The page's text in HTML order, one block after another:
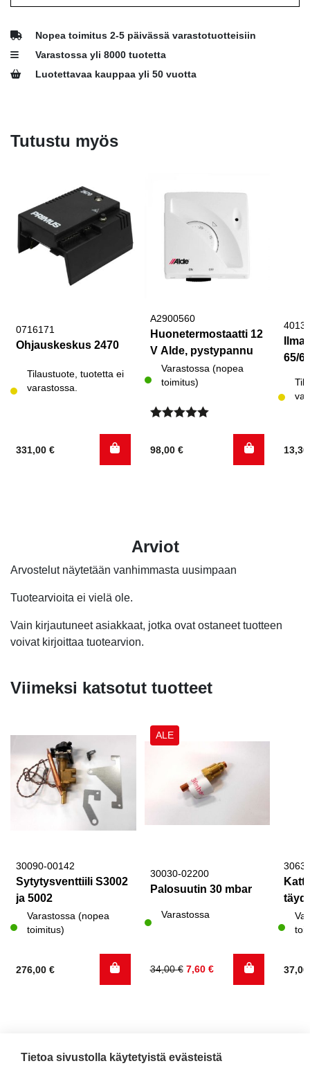
Nopea toimitus 2-5 päivässä varastotuotteisiin
Varastossa yli 8000 tuotetta
Luotettavaa kauppaa yli 50 vuotta
Tutustu myös
0716171
Ohjauskeskus 2470
Tilaustuote, tuotetta ei
varastossa.
331,00 €
A2900560
Huonetermostaatti 12
V Alde, pystypannu
Varastossa (nopea
toimitus)
5.00/ 5
98,00 €
65/
Arviot
Arvostelut näytetään vanhimmasta uusimpaan
Tuotearvioita ei vielä ole.
Vain kirjautuneet asiakkaat, jotka ovat ostaneet tuotteen
voivat kirjoittaa tuotearvion.
Viimeksi katsotut tuotteet
30090-00142
Sytytysventtiili S3002
ja 5002
Varastossa (nopea
toimitus)
276,00 €
ALE
30030-02200
Palosuutin 30 mbar
Varastossa
34,00€
Alkuperäinen
7,60 €
Nykyinen
Tietoa sivustolla käytetyistä evästeistä